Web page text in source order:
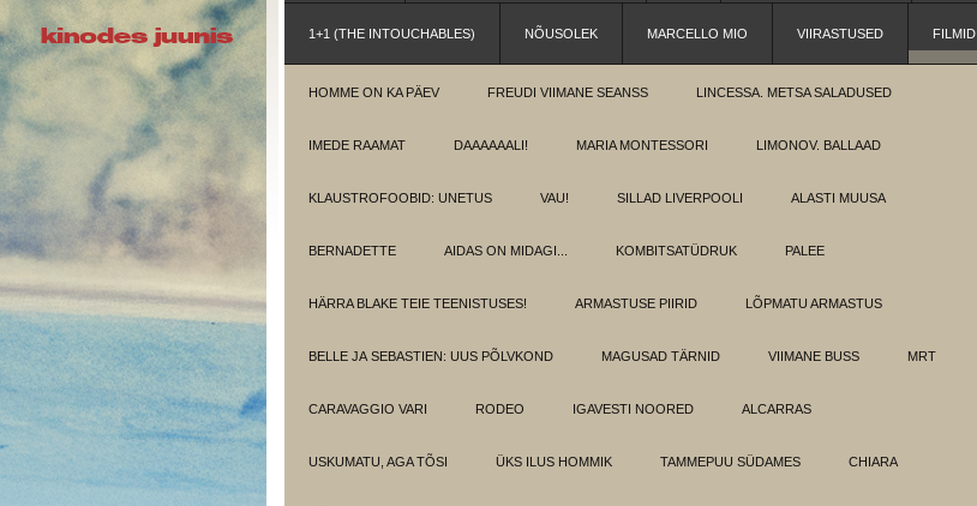
1+1 (THE INTOUCHABLES) NÕUSOLEK MARCELLO MIO VIIRASTUSED FILMID
HOMME ON KA PÄEV FREUDI VIIMANE SEANSS LINCESSA. METSA SALADUSED
IMEDE RAAMAT DAAAAAALI! MARIA MONTESSORI LIMONOV. BALLAAD
KLAUSTROFOOBID: UNETUS VAU! SILLAD LIVERPOOLI ALASTI MUUSA
BERNADETTE AIDAS ON MIDAGI... KOMBITSATÜDRUK PALEE
HÄRRA BLAKE TEIE TEENISTUSES! ARMASTUSE PIIRID LÕPMATU ARMASTUS
BELLE JA SEBASTIEN: UUS PÕLVKOND MAGUSAD TÄRNID VIIMANE BUSS MRT
CARAVAGGIO VARI RODEO IGAVESTI NOORED ALCARRAS
USKUMATU, AGA TÕSI ÜKS ILUS HOMMIK TAMMEPUU SÜDAMES CHIARA